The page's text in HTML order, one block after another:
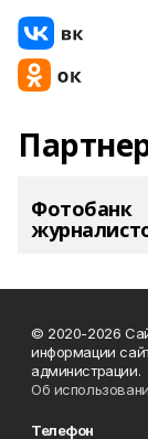
Фотобанк
© 2020-2026
информации
администрации.
Об
Телефон